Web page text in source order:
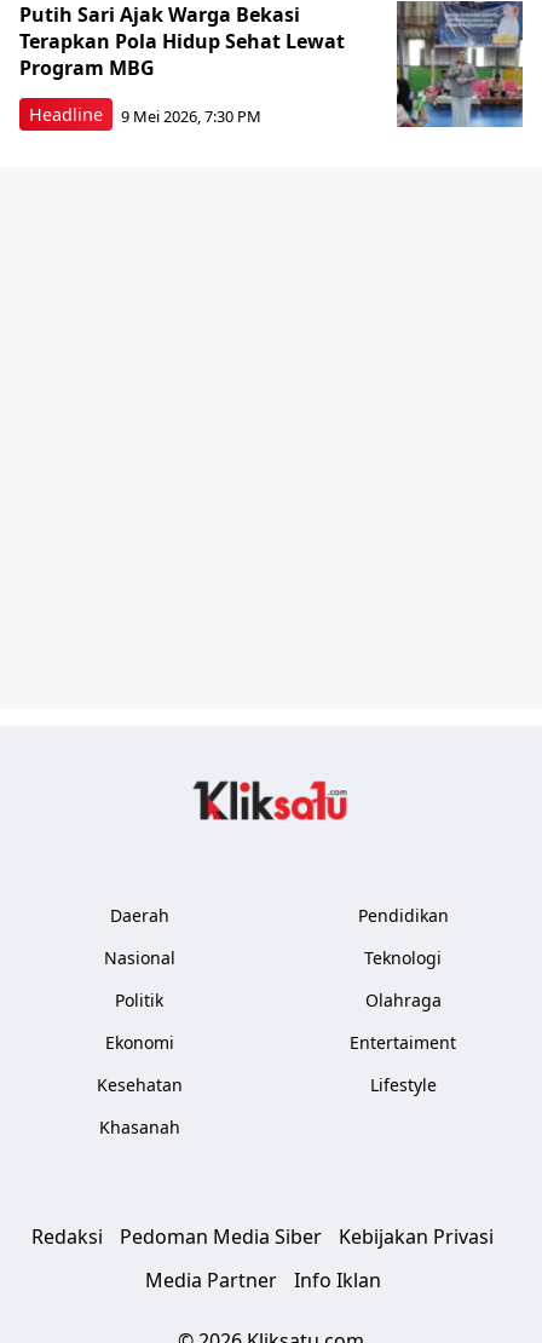
Headline
Putih Sari Ajak Warga Bekasi
Terapkan Pola Hidup Sehat Lewat
Program MBG
9 Mei 2026, 7:30 PM
Daerah
Nasional
Politik
Ekonomi
Kesehatan
Khasanah
Pendidikan
Teknologi
Olahraga
Entertaiment
Lifestyle
Redaksi Pedoman Media Siber
Kebijakan Privasi
Media Partner
Info Iklan